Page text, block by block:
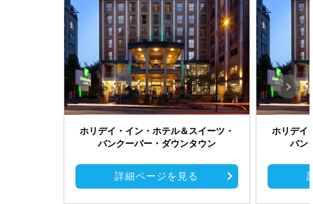
ホリデイ・イン・ホテル＆スイーツ・
バンクーバー・ダウンタウン
詳細ページを見る
ホリデイ
バン